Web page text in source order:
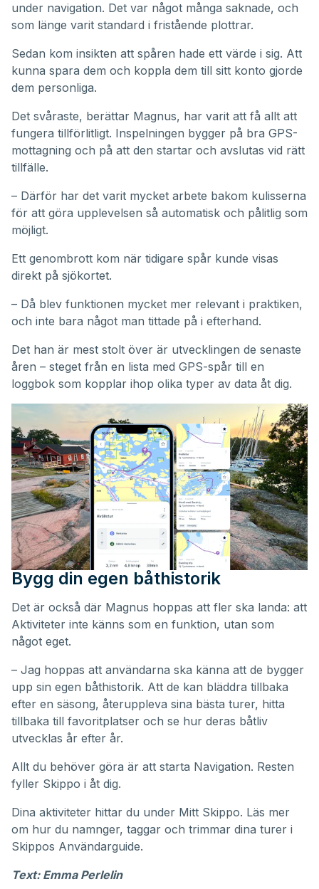
under navigation. Det var något många saknade, och
som länge varit standard i fristående plottrar.
Sedan kom insikten att spåren hade ett värde i sig. Att
kunna spara dem och koppla dem till sitt konto gjorde
dem personliga.
Det svåraste, berättar Magnus, har varit att få allt att
fungera tillförlitligt. Inspelningen bygger på bra GPS-
mottagning och på att den startar och avslutas vid rätt
tillfälle.
– Därför har det varit mycket arbete bakom kulisserna
för att göra upplevelsen så automatisk och pålitlig som
möjligt.
Ett genombrott kom när tidigare spår kunde visas
direkt på sjökortet.
– Då blev funktionen mycket mer relevant i praktiken,
och inte bara något man tittade på i efterhand.
Det han är mest stolt över är utvecklingen de senaste
åren – steget från en lista med GPS-spår till en
loggbok som kopplar ihop olika typer av data åt dig.
Bygg din egen båthistorik
Det är också där Magnus hoppas att fler ska landa: att
Aktiviteter inte känns som en funktion, utan som
något eget.
– Jag hoppas att användarna ska känna att de bygger
upp sin egen båthistorik. Att de kan bläddra tillbaka
efter en säsong, återuppleva sina bästa turer, hitta
tillbaka till favoritplatser och se hur deras båtliv
utvecklas år efter år.
Allt du behöver göra är att starta Navigation. Resten
fyller Skippo i åt dig.
Dina aktiviteter hittar du under Mitt Skippo. Läs mer
om hur du namnger, taggar och trimmar dina turer i
Skippos Användarguide.
Text: Emma Perlelin